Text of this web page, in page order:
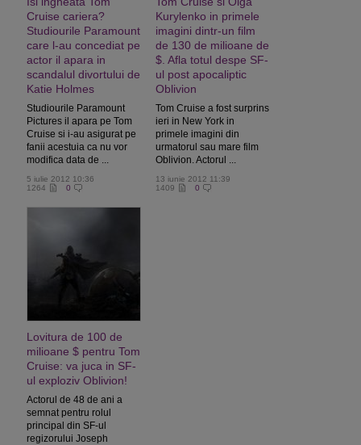
Cruise cariera?
Studiourile Paramount
care l-au concediat pe
actor il apara in
scandalul divortului de
Katie Holmes
Studiourile Paramount
Pictures il apara pe Tom
Cruise si i-au asigurat pe
fanii acestuia ca nu vor
modifica data de ...
5 iulie 2012 10:36
1264
0
Kurylenko in primele
imagini dintr-un film
de 130 de milioane de
$. Afla totul despe SF-
ul post apocaliptic
Oblivion
Tom Cruise a fost surprins
ieri in New York in
primele imagini din
urmatorul sau mare film
Oblivion. Actorul ...
13 iunie 2012 11:39
1409
0
Lovitura de 100 de
milioane $ pentru Tom
Cruise: va juca in SF-
ul exploziv Oblivion!
Actorul de 48 de ani a
semnat pentru rolul
principal din SF-ul
regizorului Joseph